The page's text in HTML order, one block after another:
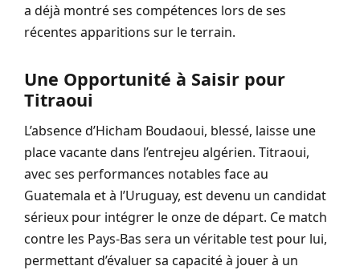
a déjà montré ses compétences lors de ses
récentes apparitions sur le terrain.
Une Opportunité à Saisir pour
Titraoui
L’absence d’Hicham Boudaoui, blessé, laisse une
place vacante dans l’entrejeu algérien. Titraoui,
avec ses performances notables face au
Guatemala et à l’Uruguay, est devenu un candidat
sérieux pour intégrer le onze de départ. Ce match
contre les Pays-Bas sera un véritable test pour lui,
permettant d’évaluer sa capacité à jouer à un